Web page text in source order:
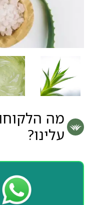
מה
עלינו?